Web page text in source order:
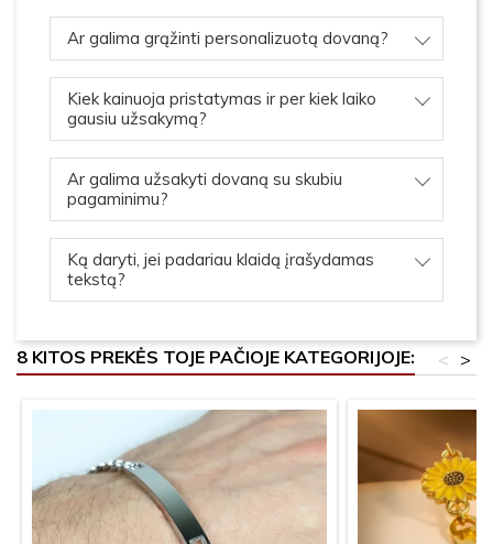
Ar galima grąžinti personalizuotą dovaną?
Kiek kainuoja pristatymas ir per kiek laiko
gausiu užsakymą?
Ar galima užsakyti dovaną su skubiu
pagaminimu?
Ką daryti, jei padariau klaidą įrašydamas
tekstą?
8 KITOS PREKĖS TOJE PAČIOJE KATEGORIJOJE: >
<